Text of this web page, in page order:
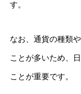
す。
なお、通貨の種類
ことが多いため、
ことが重要です。